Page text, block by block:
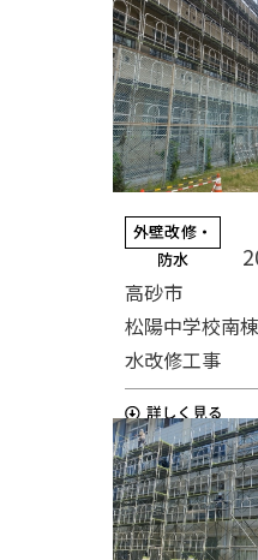
外壁改修・
防水
高砂市
松陽中学校南
水改修工事